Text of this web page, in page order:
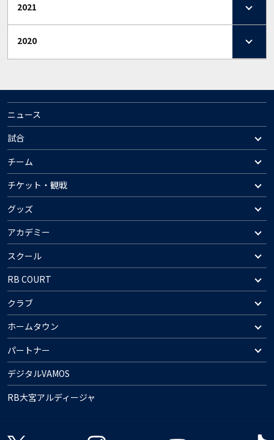
2021
2020
ニュース
試合
チーム
チケット・観戦
グッズ
アカデミー
スクール
RB COURT
クラブ
ホームタウン
パートナー
デジタルVAMOS
RB大宮アルディージャ